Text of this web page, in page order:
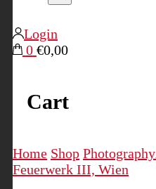
Login
0 €0,00
Cart
Home Shop Photography
Feuerwerk III, Wien